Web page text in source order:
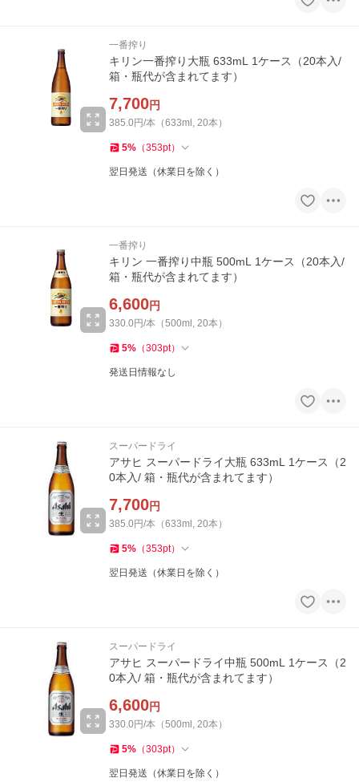
一番搾り
キリン一番搾り大瓶 633mL 1ケース（20本入/
箱・瓶代が含まれてます）
7,700円
385.0円/本（633ml, 20本）
5% （353pt）
翌日発送（休業日を除く）
一番搾り
キリン 一番搾り中瓶 500mL 1ケース（20本入/
箱・瓶代が含まれてます）
6,600円
330.0円/本（500ml, 20本）
5% （303pt）
発送日情報なし
スーパードライ
アサヒ スーパードライ大瓶 633mL 1ケース（2
0本入/ 箱・瓶代が含まれてます）
7,700円
385.0円/本（633ml, 20本）
5% （353pt）
翌日発送（休業日を除く）
スーパードライ
アサヒ スーパードライ中瓶 500mL 1ケース（2
0本入/ 箱・瓶代が含まれてます）
6,600円
330.0円/本（500ml, 20本）
5% （303pt）
翌日発送（休業日を除く）